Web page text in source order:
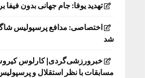
تهدید یوفا: جام جهانی بدون
اختصاصی: مدافع پرسپولیس
شد
خبرورزشی‌گردی| کارلوس
مسابقات با نظر استقلال و